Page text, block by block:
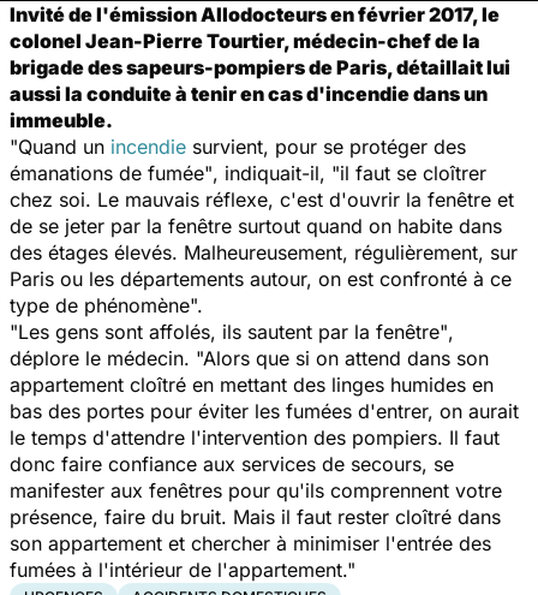
Invité de l'émission Allodocteurs en février 2017, le
colonel Jean-Pierre Tourtier, médecin-chef de la
brigade des sapeurs-pompiers de Paris, détaillait lui
aussi la conduite à tenir en cas d'incendie dans un
immeuble.
"Quand un incendie survient, pour se protéger des
émanations de fumée", indiquait-il, "il faut se cloîtrer
chez soi. Le mauvais réflexe, c'est d'ouvrir la fenêtre et
de se jeter par la fenêtre surtout quand on habite dans
des étages élevés. Malheureusement, régulièrement, sur
Paris ou les départements autour, on est confronté à ce
type de phénomène".
"Les gens sont affolés, ils sautent par la fenêtre",
déplore le médecin. "Alors que si on attend dans son
appartement cloîtré en mettant des linges humides en
bas des portes pour éviter les fumées d'entrer, on aurait
le temps d'attendre l'intervention des pompiers. Il faut
donc faire confiance aux services de secours, se
manifester aux fenêtres pour qu'ils comprennent votre
présence, faire du bruit. Mais il faut rester cloîtré dans
son appartement et chercher à minimiser l'entrée des
fumées à l'intérieur de l'appartement."